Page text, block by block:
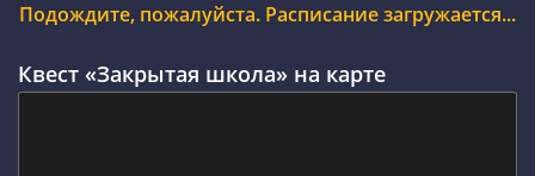
Подождите, пожалуйста. Расписание загружается...
Квест «Закрытая школа» на карте